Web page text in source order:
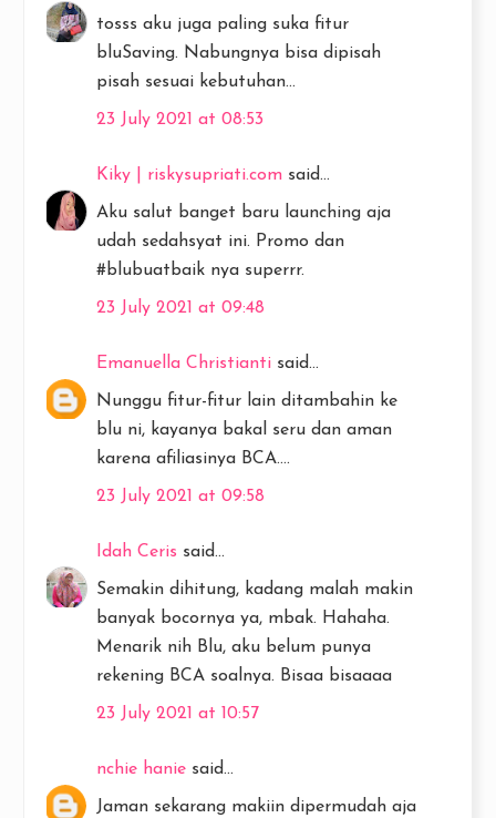
tosss aku juga paling suka fitur
bluSaving. Nabungnya bisa dipisah
pisah sesuai kebutuhan...
23 July 2021 at 08:53
Kiky | riskysupriati.com said...
Aku salut banget baru launching aja
udah sedahsyat ini. Promo dan
#blubuatbaik nya superrr.
23 July 2021 at 09:48
Emanuella Christianti said...
Nunggu fitur-fitur lain ditambahin ke
blu ni, kayanya bakal seru dan aman
karena afiliasinya BCA....
23 July 2021 at 09:58
Idah Ceris said...
Semakin dihitung, kadang malah makin
banyak bocornya ya, mbak. Hahaha.
Menarik nih Blu, aku belum punya
rekening BCA soalnya. Bisaa bisaaaa
23 July 2021 at 10:57
nchie hanie said...
Jaman sekarang makiin dipermudah aja